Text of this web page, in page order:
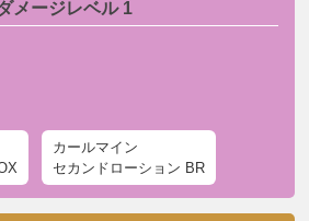
メージレベル 1
カールマイン
セカンドローション BR